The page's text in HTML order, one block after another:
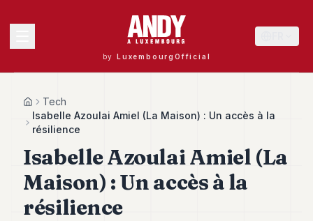
by LuxembourgOfficial
Andy
40
Andy
39
Andy
HomeTech
Isabelle Azoulai Amiel (La Maison) : Un accès à la
résilience
Isabelle Azoulai Amiel (La
Maison) : Un accès à la
résilience